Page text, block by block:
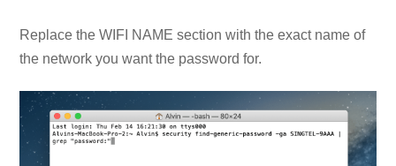
Replace the WIFI NAME section with the exact name of
the network you want the password for.